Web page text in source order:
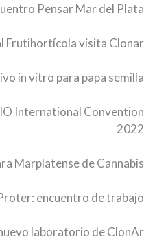
Pensar Mar del Plata
Frutihortícola visita Clonar
in vitro para papa semilla
International Convention
2022
Marplatense de Cannabis
encuentro de trabajo
laboratorio de ClonAr